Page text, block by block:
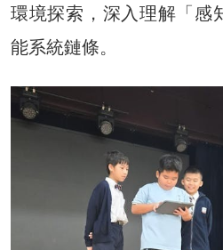
環境探索，深入理解「
能系統鏈條。